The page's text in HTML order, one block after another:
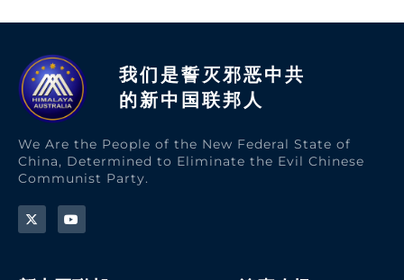
我们是誓灭邪恶中共
的新中国联邦人​
We Are the People of the New Federal State of
China, Determined to Eliminate the Evil Chinese
Communist Party.